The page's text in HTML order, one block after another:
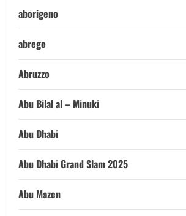
aborigeno
abrego
Abruzzo
Abu Bilal al – Minuki
Abu Dhabi
Abu Dhabi Grand Slam 2025
Abu Mazen